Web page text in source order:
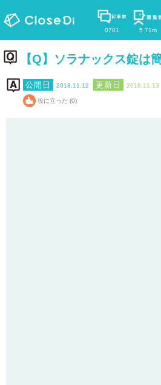
0781 5.71m
【Q】ソラナックス錠は
2018.11.12 2018.11.13
役に立った (0)